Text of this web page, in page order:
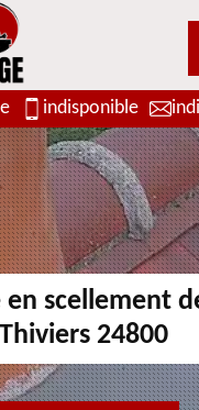
indisponible
en scellement
24800